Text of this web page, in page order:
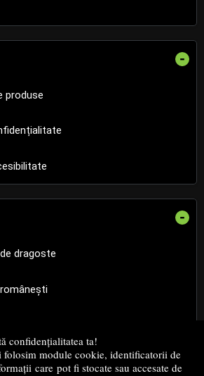
confidențialitatea ta!
folosim module cookie, identificatorii de
care pot fi stocate sau accesate de
-
produse
-
dragoste
istorie